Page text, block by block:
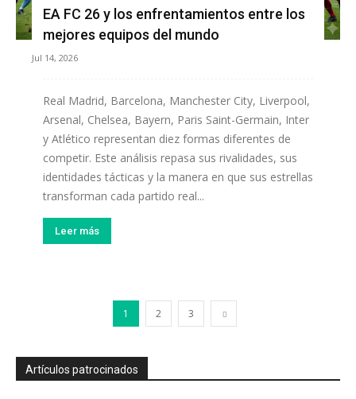
EA FC 26 y los enfrentamientos entre los
mejores equipos del mundo
Jul 14, 2026
Real Madrid, Barcelona, Manchester City, Liverpool,
Arsenal, Chelsea, Bayern, Paris Saint-Germain, Inter
y Atlético representan diez formas diferentes de
competir. Este análisis repasa sus rivalidades, sus
identidades tácticas y la manera en que sus estrellas
transforman cada partido real...
Leer más
1 2 3
Artículos patrocinados